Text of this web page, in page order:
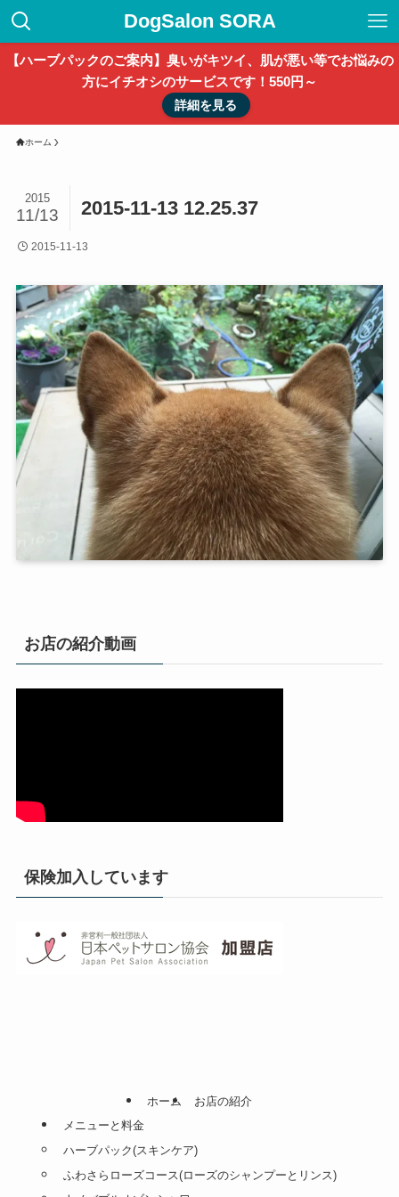
DogSalon SORA
【ハーブパックのご案内】臭いがキツイ、肌が悪い等でお悩みの
方にイチオシのサービスです！550円～
詳細を見る
ホーム
2015-11-13 12.25.37
2015
11/13
2015-11-13
お店の紹介動画
保険加入しています
ホーム
お店の紹介
メニューと料金
ハーブパック(スキンケア)
ふわさらローズコース(ローズのシャンプーとリンス)